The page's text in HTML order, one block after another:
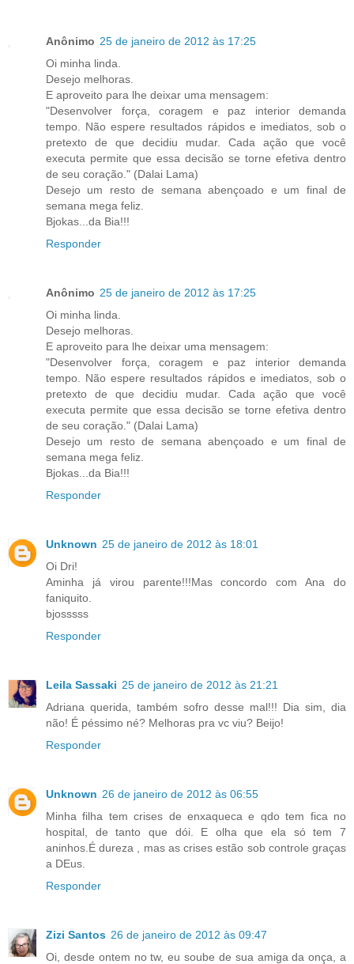
Anônimo 25 de janeiro de 2012 às 17:25
Oi minha linda.
Desejo melhoras.
E aproveito para lhe deixar uma mensagem:
"Desenvolver força, coragem e paz interior demanda
tempo. Não espere resultados rápidos e imediatos, sob o
pretexto de que decidiu mudar. Cada ação que você
executa permite que essa decisão se torne efetiva dentro
de seu coração." (Dalai Lama)
Desejo um resto de semana abençoado e um final de
semana mega feliz.
Bjokas...da Bia!!!
Responder
Anônimo 25 de janeiro de 2012 às 17:25
Oi minha linda.
Desejo melhoras.
E aproveito para lhe deixar uma mensagem:
"Desenvolver força, coragem e paz interior demanda
tempo. Não espere resultados rápidos e imediatos, sob o
pretexto de que decidiu mudar. Cada ação que você
executa permite que essa decisão se torne efetiva dentro
de seu coração." (Dalai Lama)
Desejo um resto de semana abençoado e um final de
semana mega feliz.
Bjokas...da Bia!!!
Responder
Unknown 25 de janeiro de 2012 às 18:01
Oi Dri!
Aminha já virou parente!!!Mas concordo com Ana do
faniquito.
bjosssss
Responder
Leila Sassaki 25 de janeiro de 2012 às 21:21
Adriana querida, também sofro desse mal!!! Dia sim, dia
não! É péssimo né? Melhoras pra vc viu? Beijo!
Responder
Unknown 26 de janeiro de 2012 às 06:55
Minha filha tem crises de enxaqueca e qdo tem fica no
hospital, de tanto que dói. E olha que ela só tem 7
aninhos.É dureza , mas as crises estão sob controle graças
a DEus.
Responder
Zizi Santos 26 de janeiro de 2012 às 09:47
Oi, desde ontem no tw, eu soube de sua amiga da onça, a